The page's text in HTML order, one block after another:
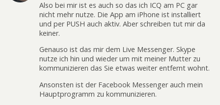
Also bei mir ist es auch so das ich ICQ am PC gar
nicht mehr nutze. Die App am iPhone ist installiert
und per PUSH auch aktiv. Aber schreiben tut mir da
keiner.
Genauso ist das mir dem Live Messenger. Skype
nutze ich hin und wieder um mit meiner Mutter zu
kommunizieren das Sie etwas weiter entfernt wohnt.
Ansonsten ist der Facebook Messenger auch mein
Hauptprogramm zu kommunizieren.